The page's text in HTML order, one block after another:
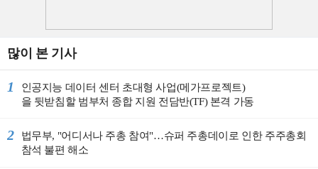
많이 본 기사
1
인공지능 데이터 센터 초대형 사업(메가프로젝트)
을 뒷받침할 범부처 종합 지원 전담반(TF) 본격 가동
2
법무부, "어디서나 주총 참여"…슈퍼 주총데이로 인한 주주총회
참석 불편 해소